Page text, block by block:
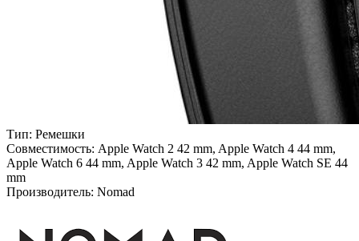
Тип: Ремешки
Совместимость: Apple Watch 2 42 mm, Apple Watch 4 44 mm,
Apple Watch 6 44 mm, Apple Watch 3 42 mm, Apple Watch SE 44
mm
Производитель: Nomad